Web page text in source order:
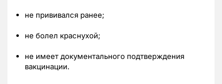
не прививался ранее;
не болел краснухой;
не имеет документального подтверждения
вакцинации.